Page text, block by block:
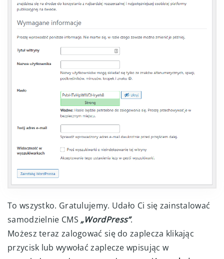
To wszystko. Gratulujemy. Udało Ci się zainstalować
samodzielnie CMS „WordPress”.
Możesz teraz zalogować się do zaplecza klikając
przycisk lub wywołać zaplecze wpisując w